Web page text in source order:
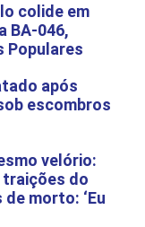
colide em
BA-046,
Populares
após
escombros
velório:
do
morto: ‘Eu